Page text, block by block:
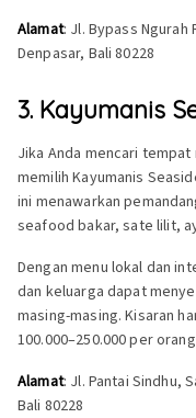
Alamat: Jl. Bypass Ngurah
Denpasar, Bali 80228
3. Kayumanis
Jika Anda mencari tempat
memilih Kayumanis
ini menawarkan
seafood bakar, sate lilit,
Dengan menu lokal dan
dan keluarga dapat
masing-masing. Kisaran
100.000–250.000 per
Alamat: Jl. Pantai Sindhu,
Bali 80228